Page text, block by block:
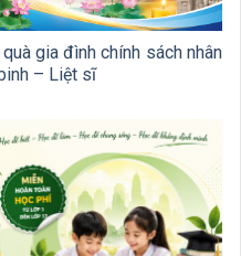
gia đình chính sách nhân
– Liệt sĩ